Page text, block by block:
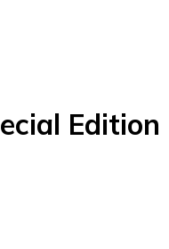
Edition